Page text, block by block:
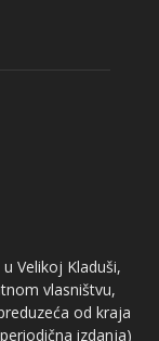
Velikoj Kladuši,
vlasništvu,
od kraja
izdanja)